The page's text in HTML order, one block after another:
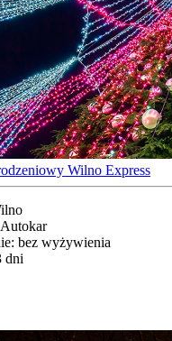
Wilno Express
Autokar
bez wyżywienia
dni